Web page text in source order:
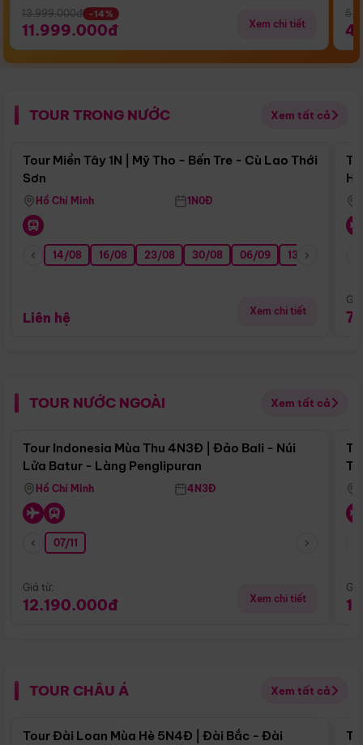
13.999.000đ -14%
11.999.000đ Xem chi tiết
TOUR TRONG NƯỚC Xem tất cả
Điểm nổi bật
Tour Miền Tây 1N | Mỹ Tho - Bến Tre - Cù Lao Thới
Sơn
Hồ Chí Minh 1N0Đ
14/08 16/08 23/08 30/08 06/09 13/09
Liên hệ Xem chi tiết
TOUR NƯỚC NGOÀI Xem tất cả
Điểm nổi bật
Tour Indonesia Mùa Thu 4N3Đ | Đảo Bali - Núi
Lửa Batur - Làng Penglipuran
Hồ Chí Minh 4N3Đ
07/11
Giá từ:
12.190.000đ Xem chi tiết
TOUR CHÂU Á Xem tất cả
Điểm nổi bật
Tour Đài Loan Mùa Hè 5N4Đ | Đài Bắc - Đài